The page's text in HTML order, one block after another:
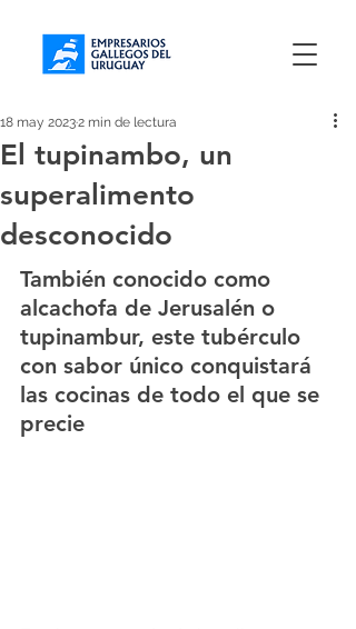
El tupinambo, un
superalimento
desconocido
18 may 20232 min de lectura
También conocido como
alcachofa de Jerusalén o
tupinambur, este tubérculo
con sabor único conquistará
las cocinas de todo el que se
precie